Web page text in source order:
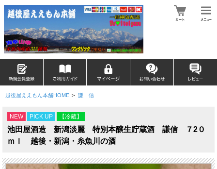
越後屋ええもん本舗HOME > 謙 信
NEW PICK UP 【冷蔵】
池田屋酒造 新潟淡麗 特別本醸生貯蔵酒 謙信 ７2０
ｍｌ 越後・新潟・糸魚川の酒